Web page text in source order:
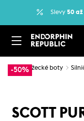
Slevy 50
-50%
… Běžecké boty
SCOTT